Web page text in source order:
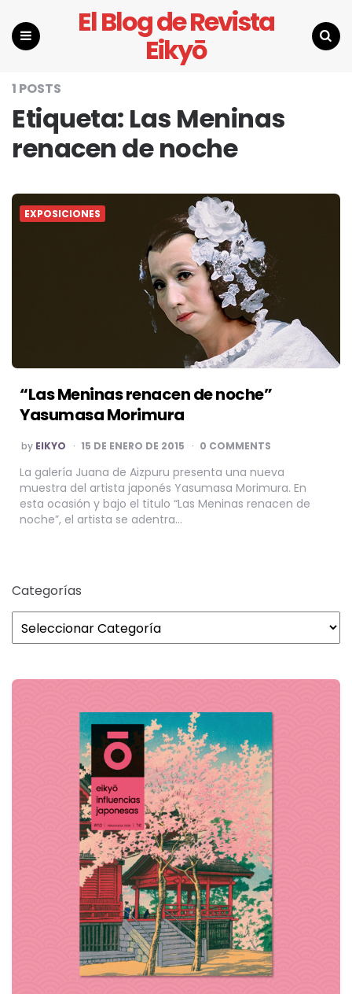
El Blog de Revista
Eikyō
1 POSTS
Etiqueta: Las Meninas
renacen de noche
EXPOSICIONES
“Las Meninas renacen de noche”
Yasumasa Morimura
POSTED
BY
by EIKYO 15 DE ENERO DE 2015 0 COMMENTS
La galería Juana de Aizpuru presenta una nueva
muestra del artista japonés Yasumasa Morimura. En
esta ocasión y bajo el titulo “Las Meninas renacen de
noche”, el artista se adentra…
Categorías